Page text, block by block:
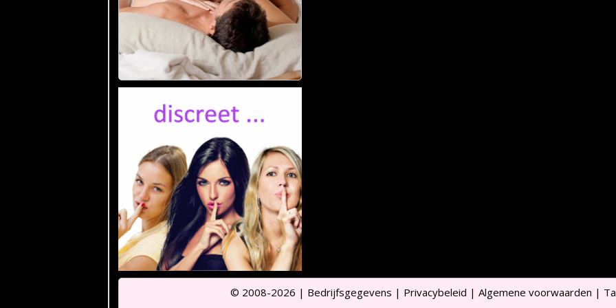
© 2008-2026 | Bedrijfsgegevens | Privacybeleid | Algemene voorwaarden |